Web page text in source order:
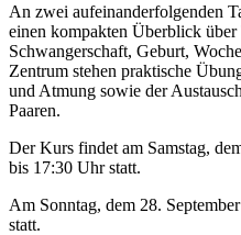
An zwei aufeinanderfolgenden
einen kompakten Überblick
Schwangerschaft, Geburt,
Zentrum stehen praktische
und Atmung sowie der
Paaren.
Der Kurs findet am Samstag,
bis 17:30 Uhr statt.
Am Sonntag, dem 28.
statt.